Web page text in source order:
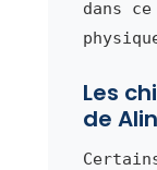
dans
Les
de